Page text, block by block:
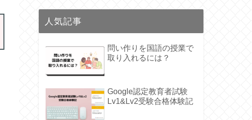
人気記事
問い作りを国語の授業で
取り入れるには？
Google認定教育者試験
Lv1&Lv2受験合格体験記